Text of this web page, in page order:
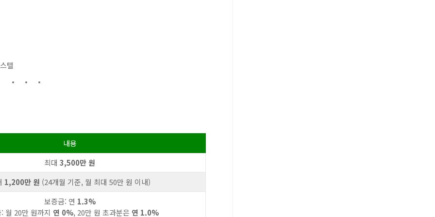
텔
내용
최대 3,500만 원
1,200만 원 (24개월 기준, 월 최대 50만 원 이내)
보증금: 연 1.3%
월 20만 원까지 연 0%, 20만 원 초과분은 연 1.0%